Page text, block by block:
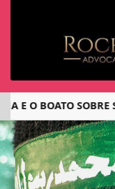
O BOATO SOBRE
EM ALTA